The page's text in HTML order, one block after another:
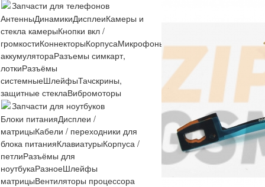
Запчасти для телефонов
АнтенныДинамикиДисплеиКамеры и
стекла камерыКнопки вкл /
громкостиКоннекторыКорпусаМикрофоныМикросхемы Платы
аккумулятораРазъемы симкарт,
лоткиРазъёмы
системныеШлейфыТачскрины,
защитные стеклаВибромоторы
Запчасти для ноутбуков
Блоки питанияДисплеи /
матрицыКабели / переходники для
блока питанияКлавиатурыКорпуса /
петлиРазъёмы для
ноутбукаРазноеШлейфы
матрицыВентиляторы процессора